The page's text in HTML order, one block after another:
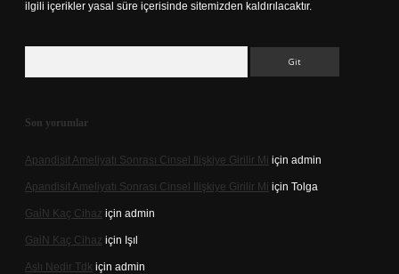
ilgili içerikler yasal süre içerisinde sitemizden kaldırılacaktır.
Son yorumlar
Apandisit Ameliyatı Sonrası Cinsel Ilişkiye Girilir Mi için admin
Apandisit Ameliyatı Sonrası Cinsel Ilişkiye Girilir Mi için Tolga
Gai̇N Kaç Cihaz için admin
Gai̇N Kaç Cihaz için Işıl
Aslı Nedir Tdk için admin